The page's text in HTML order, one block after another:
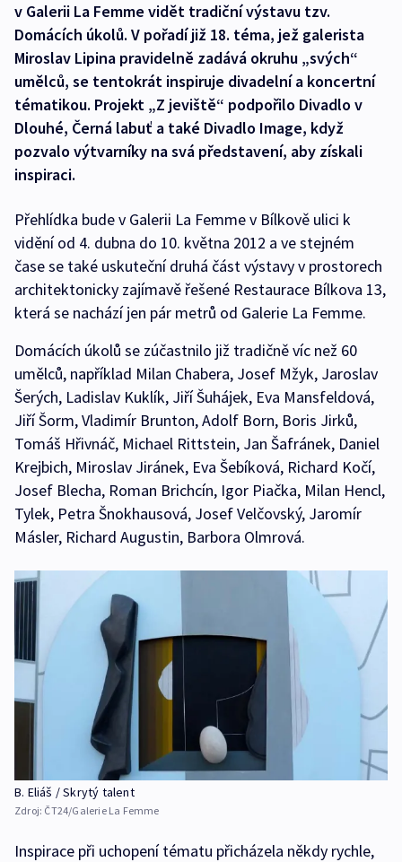
v Galerii La Femme vidět tradiční výstavu tzv.
Domácích úkolů. V pořadí již 18. téma, jež galerista
Miroslav Lipina pravidelně zadává okruhu „svých“
umělců, se tentokrát inspiruje divadelní a koncertní
tématikou. Projekt „Z jeviště“ podpořilo Divadlo v
Dlouhé, Černá labuť a také Divadlo Image, když
pozvalo výtvarníky na svá představení, aby získali
inspiraci.
Přehlídka bude v Galerii La Femme v Bílkově ulici k
vidění od 4. dubna do 10. května 2012 a ve stejném
čase se také uskuteční druhá část výstavy v prostorech
architektonicky zajímavě řešené Restaurace Bílkova 13,
která se nachází jen pár metrů od Galerie La Femme.
Domácích úkolů se zúčastnilo již tradičně víc než 60
umělců, například Milan Chabera, Josef Mžyk, Jaroslav
Šerých, Ladislav Kuklík, Jiří Šuhájek, Eva Mansfeldová,
Jiří Šorm, Vladimír Brunton, Adolf Born, Boris Jirků,
Tomáš Hřivnáč, Michael Rittstein, Jan Šafránek, Daniel
Krejbich, Miroslav Jiránek, Eva Šebíková, Richard Kočí,
Josef Blecha, Roman Brichcín, Igor Piačka, Milan Hencl,
Tylek, Petra Šnokhausová, Josef Velčovský, Jaromír
Másler, Richard Augustin, Barbora Olmrová.
B. Eliáš / Skrytý talent
Zdroj: ČT24/Galerie La Femme
Inspirace při uchopení tématu přicházela někdy rychle,